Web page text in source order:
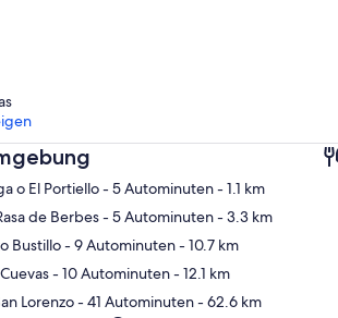
o El Portiello- 5 Autominuten- 1.1 km
de Berbes- 5 Autominuten- 3.3 km
Bustillo- 9 Autominuten- 10.7 km
- 10 Autominuten- 12.1 km
Lorenzo- 41 Autominuten- 62.6 km